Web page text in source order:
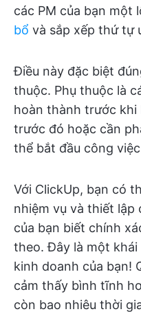
các PM của bạn một
bổ và sắp xếp thứ tự
Điều này đặc biệt
thuộc. Phụ thuộc là
hoàn thành trước
trước đó hoặc cần
thể bắt đầu công
Với ClickUp, bạn có
nhiệm vụ và thiết lập
của bạn biết chính
theo. Đây là một khái
kinh doanh của bạn!
cảm thấy bình tĩnh
còn bao nhiêu thời